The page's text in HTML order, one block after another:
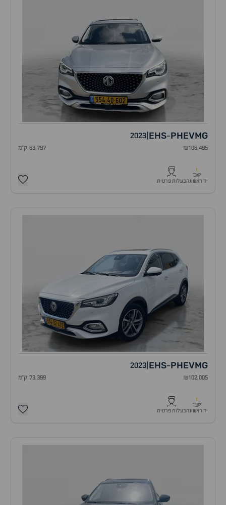
MG
EHS-PHEV
2023
₪106,495 63,797 ק"מ
1
יד ראשונהבעלות פרטית
MG
EHS-PHEV
2023
₪102,005 73,399 ק"מ
1
יד ראשונהבעלות פרטית